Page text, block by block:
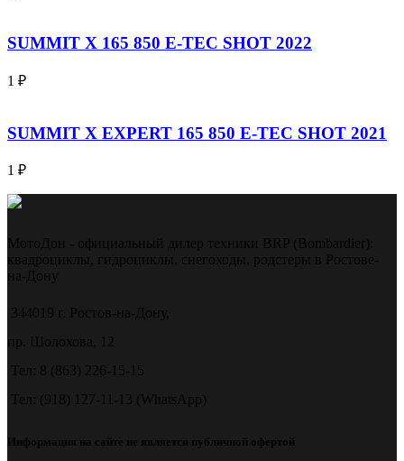
SUMMIT X 165 850 E-TEC SHOT 2022
1 ₽
SUMMIT X EXPERT 165 850 E-TEC SHOT 2021
1 ₽
МотоДон - официальный дилер техники BRP (Bombardier):
квадроциклы, гидроциклы, снегоходы, родстеры в Ростове-
на-Дону
344019 г. Ростов-на-Дону,
пр. Шолохова, 12
Тел: 8 (863) 226-15-15
Тел: (918) 127-11-13 (WhatsApp)
Информация на сайте не является публичной офертой